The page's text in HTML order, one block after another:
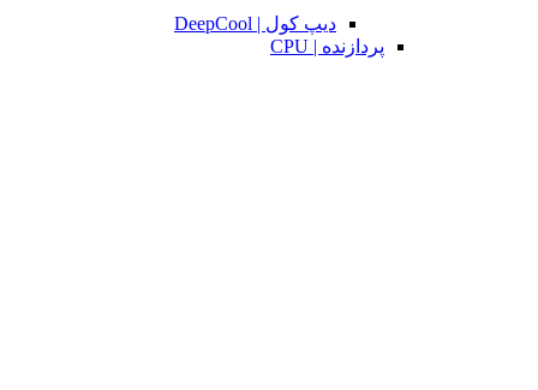
دیپ کول | DeepCool
پردازنده | CPU